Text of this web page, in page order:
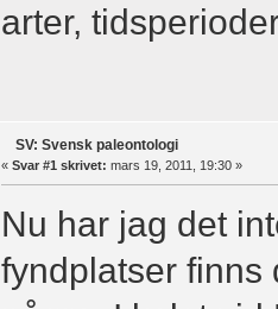
arter,
SV: Svensk paleontologi
« Svar #1 skrivet: mars 19, 2011, 19:30 »
Nu har jag det
fyndplatser finns